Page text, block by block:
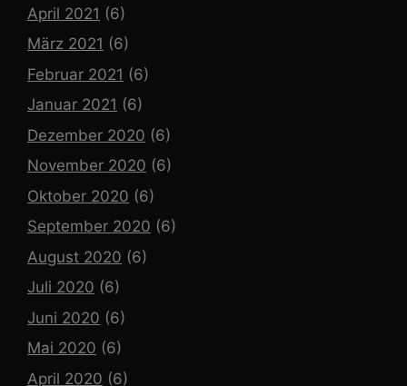
April 2021 (6)
März 2021 (6)
Februar 2021 (6)
Januar 2021 (6)
Dezember 2020 (6)
November 2020 (6)
Oktober 2020 (6)
September 2020 (6)
August 2020 (6)
Juli 2020 (6)
Juni 2020 (6)
Mai 2020 (6)
April 2020 (6)